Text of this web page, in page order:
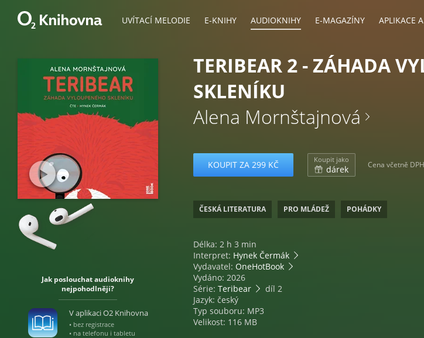
UVÍTACÍ MELODIE E-KNIHY AUDIOKNIHY E-MAGAZÍNY APLIKACE
Jak poslouchat audioknihy
nejpohodlněji?
V aplikaci O2 Knihovna
• bez registrace
• na telefonu i tabletu
TERIBEAR 2 - ZÁHADA
SKLENÍKU
Alena Mornštajnová
KOUPIT ZA 299 KČ Koupit jako
dárek Cena včetně DPH
ČESKÁ LITERATURA PRO MLÁDEŽ POHÁDKY
Délka: 2 h 3 min
Interpret: Hynek Čermák
Vydavatel: OneHotBook
Vydáno: 2026
Série: Teribear
díl 2
Jazyk: český
Typ souboru: MP3
Velikost: 116 MB